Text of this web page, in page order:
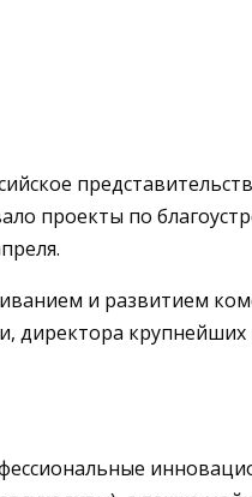
проекты по
и развитием
директора